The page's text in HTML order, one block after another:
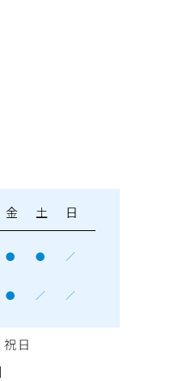
金 土
日
● ● ／
● ／ ／
日